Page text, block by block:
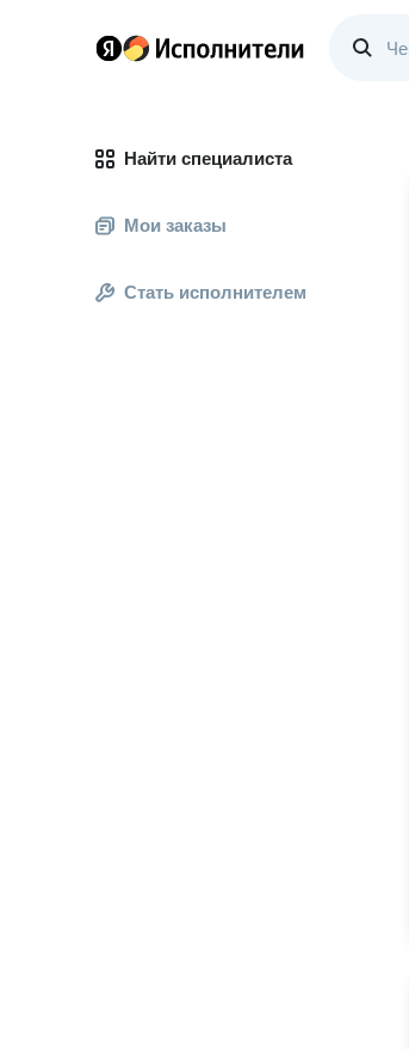
Найти специалиста
Мои заказы
Стать исполнителем